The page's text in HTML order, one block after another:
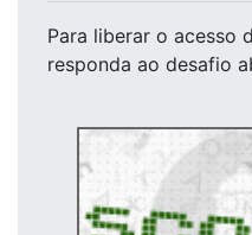
Para liberar o acesso
responda ao desafio